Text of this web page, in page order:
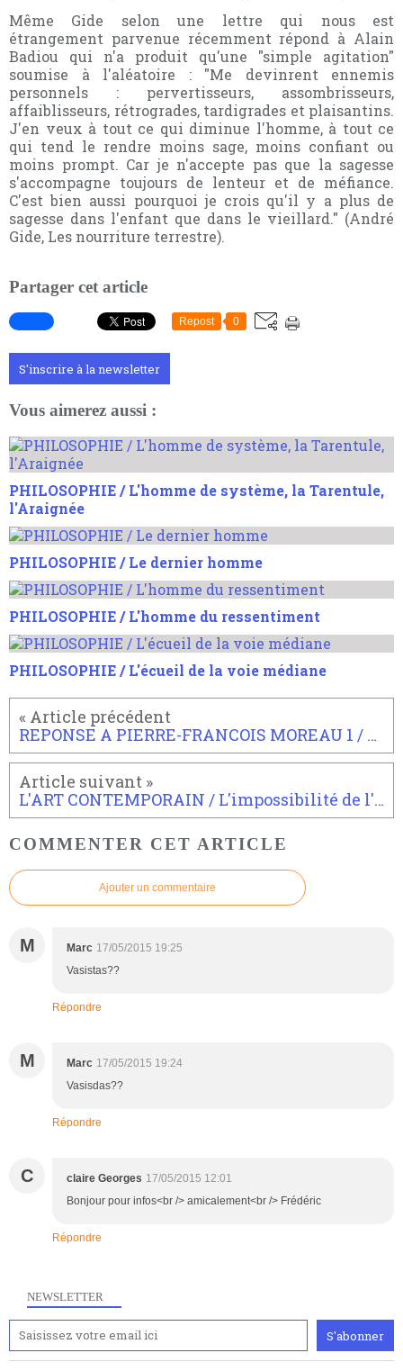
Même Gide selon une lettre qui nous est
étrangement parvenue récemment répond à Alain
Badiou qui n'a produit qu'une "simple agitation"
soumise à l'aléatoire : "Me devinrent ennemis
personnels : pervertisseurs, assombrisseurs,
affaiblisseurs, rétrogrades, tardigrades et plaisantins.
J'en veux à tout ce qui diminue l'homme, à tout ce
qui tend le rendre moins sage, moins confiant ou
moins prompt. Car je n'accepte pas que la sagesse
s'accompagne toujours de lenteur et de méfiance.
C'est bien aussi pourquoi je crois qu'il y a plus de
sagesse dans l'enfant que dans le vieillard." (André
Gide, Les nourriture terrestre).
Partager cet article
Repost 0
S'inscrire à la newsletter
Vous aimerez aussi :
PHILOSOPHIE / L'homme de système, la Tarentule,
l'Araignée
PHILOSOPHIE / Le dernier homme
PHILOSOPHIE / L'homme du ressentiment
PHILOSOPHIE / L'écueil de la voie médiane
REPONSE A PIERRE-FRANCOIS MOREAU 1 / Sortir du spinozisme
L'ART CONTEMPORAIN / L'impossibilité de l'art ou la confrontation contemporain au non-sens.
COMMENTER CET ARTICLE
Ajouter un commentaire
M Marc 17/05/2015 19:25
Vasistas??
Répondre
M Marc 17/05/2015 19:24
Vasisdas??
Répondre
C claire Georges 17/05/2015 12:01
Bonjour pour infos<br /> amicalement<br /> Frédéric
Répondre
NEWSLETTER